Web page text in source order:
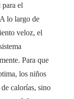
el
lo largo de
veloz, el
Para que
los niños
calorías, sino